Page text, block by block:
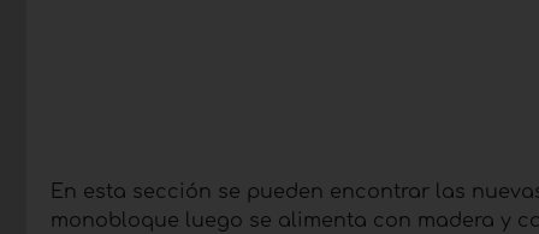
En esta sección se pueden encontrar las
monobloque luego se alimenta con madera y